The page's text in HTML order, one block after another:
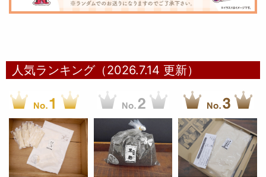
人気ランキング（2026.7.14 更新）